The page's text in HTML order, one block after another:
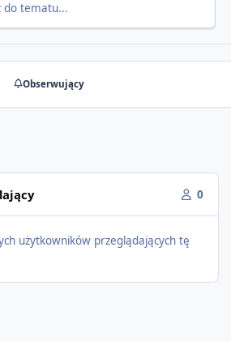
do tematu...
Obserwujący
0
użytkowników przeglądających tę